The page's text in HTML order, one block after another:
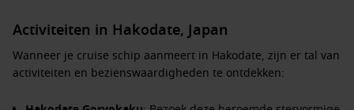
Activiteiten in Hakodate, Japan
Wanneer je cruise schip aanmeert in Hakodate, zijn er tal van
activiteiten en bezienswaardigheden te ontdekken: